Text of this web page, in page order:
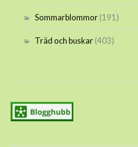
Sommarblommor(191)
Träd och buskar(403)